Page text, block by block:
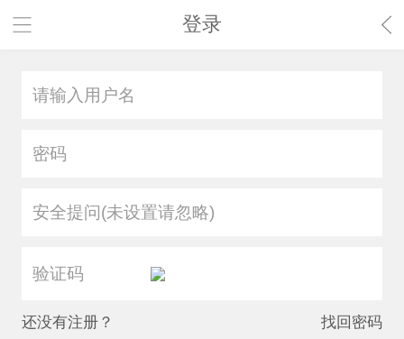
登录
安全提问(未设置请忽略)
还没有注册？ 找回密码